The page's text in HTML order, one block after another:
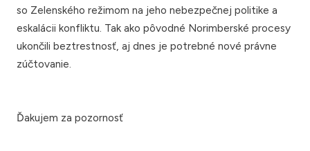
so Zelenského režimom na jeho nebezpečnej politike a
eskalácii konfliktu. Tak ako pôvodné Norimberské procesy
ukončili beztrestnosť, aj dnes je potrebné nové právne
zúčtovanie.
Ďakujem za pozornosť